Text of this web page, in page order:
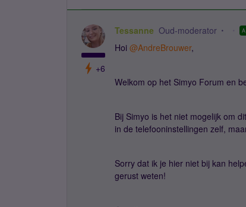
+6
Tessanne Oud-moderator
Hoi ​ @AndreBrouwer,
Welkom op het Simyo Forum en
Bij Simyo is het niet mogelijk om
in de telefooninstellingen zelf,
Sorry dat ik je hier niet bij kan
gerust weten!